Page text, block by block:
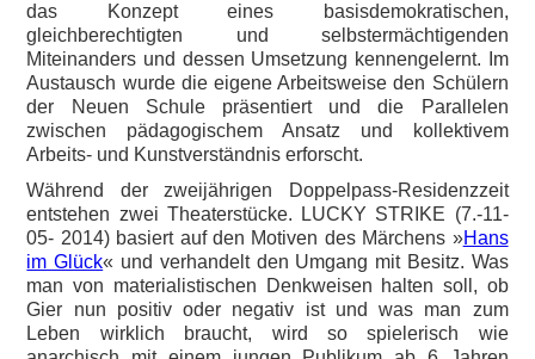
das Konzept eines basisdemokratischen,
gleichberechtigten und selbstermächtigenden
Miteinanders und dessen Umsetzung kennengelernt. Im
Austausch wurde die eigene Arbeitsweise den Schülern
der Neuen Schule präsentiert und die Parallelen
zwischen pädagogischem Ansatz und kollektivem
Arbeits- und Kunstverständnis erforscht.
Während der zweijährigen Doppelpass-Residenzzeit
entstehen zwei Theaterstücke. LUCKY STRIKE (7.-11-
05- 2014) basiert auf den Motiven des Märchens »Hans
im Glück« und verhandelt den Umgang mit Besitz. Was
man von materialistischen Denkweisen halten soll, ob
Gier nun positiv oder negativ ist und was man zum
Leben wirklich braucht, wird so spielerisch wie